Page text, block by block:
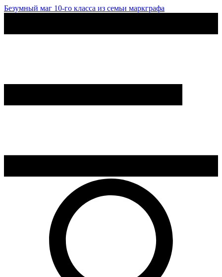
Безумный маг 10-го класса из семьи маркграфа